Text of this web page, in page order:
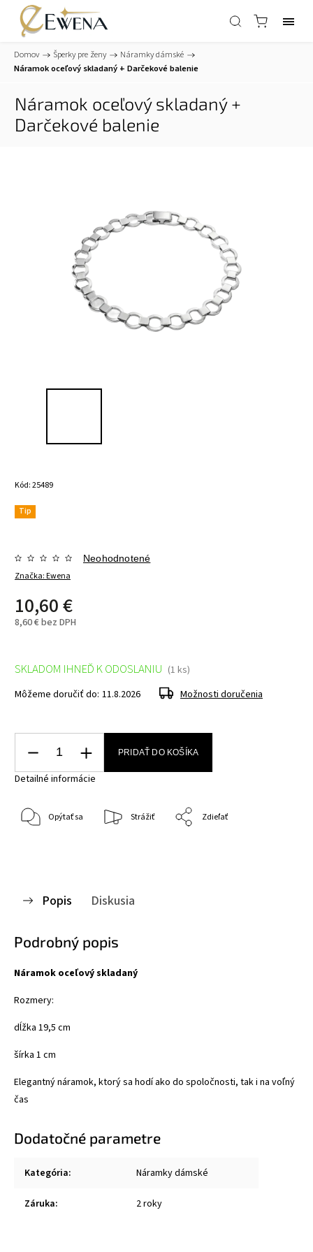
Domov / Šperky pre ženy / Náramky dámské /
Náramok oceľový skladaný + Darčekové balenie
Náramok oceľový skladaný +
Darčekové balenie
Kód:25489
Tip
Značka:Ewena
Neohodnotené
10,60 €
8,60 € bez DPH
SKLADOM IHNEĎ K ODOSLANIU (1 ks)
Môžeme doručiť do: 11.8.2026 Možnosti doručenia
PRIDAŤ DO KOŠÍKA
Detailné informácie
Opýtať sa Strážiť Zdieľať
Popis Diskusia
Podrobný popis
Náramok oceľový skladaný
Rozmery:
dĺžka 19,5 cm
šírka 1 cm
Elegantný náramok, ktorý sa hodí ako do spoločnosti, tak i na voľný
čas
Dodatočné parametre
Kategória: Náramky dámské
Záruka: 2 roky